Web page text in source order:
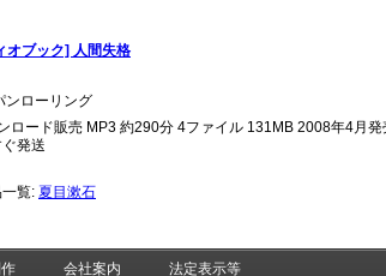
オブック] 人間失格
ンローリング
ロード販売 MP3 約290分 4ファイル 131MB 2008年4月発
発送
覧: 夏目漱石
会社案内 法定表示等